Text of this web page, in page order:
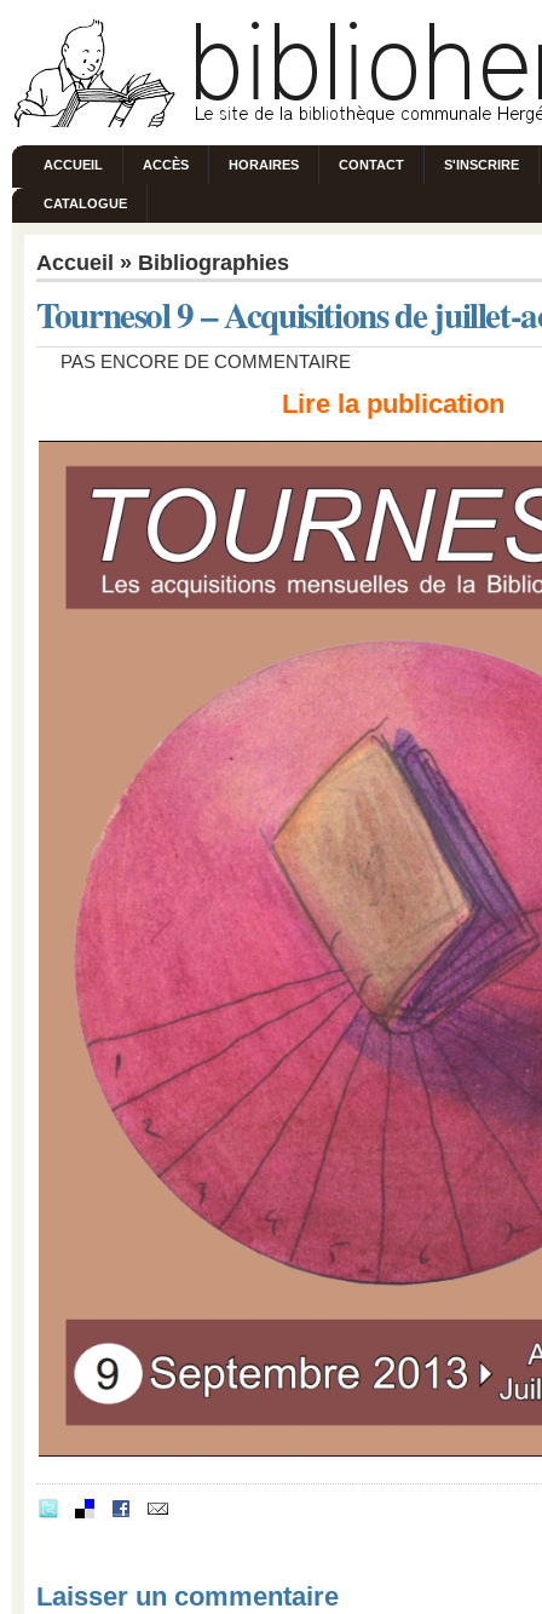
ACCUEIL ACCÈS HORAIRES CONTACT S'INSCRIRE
CATALOGUE
Accueil » Bibliographies
Tournesol 9 – Acquisitions de juillet-
PAS ENCORE DE COMMENTAIRE
Lire la publication
Laisser un commentaire